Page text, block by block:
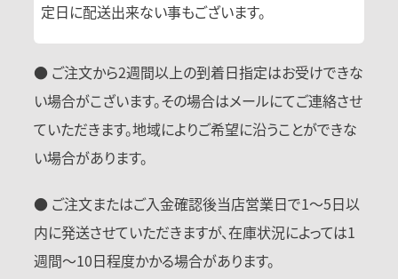
定日に配送出来ない事もございます。
● ご注文から2週間以上の到着日指定はお受けできな
い場合がこざいます。その場合はメールにてご連絡させ
ていただきます。地域によりご希望に沿うことができな
い場合があります。
● ご注文またはご入金確認後当店営業日で1〜5日以
内に発送させていただきますが、在庫状況によっては1
週間〜10日程度かかる場合があります。